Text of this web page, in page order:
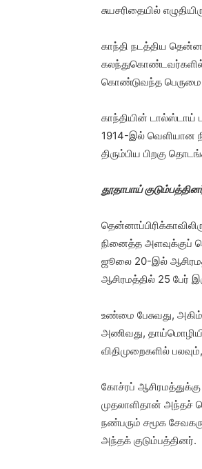
சுயசரிதையில்
காந்தி நடத்திய
கலந்துகொண்டவர்களில்
கொண்டுவந்த பெருமை
காந்தியின் டால்ஸ்டாய்
1914-இல் வெளியான
திரும்பிய பிறகு
தூதாபாய்
நினைத்த அளவுக்குப்
ஜூலை 20-இல்
ஆசிரமத்தில் 25 பேர்
உண்மை பேசுவது,
அணிவது,
விதிமுறைகளில்
கோச்ரப்
முதலாளிதான் அந்தச்
நண்பரும் சமூக
அந்தக் குடும்பத்தினர்.